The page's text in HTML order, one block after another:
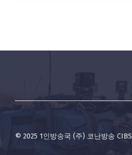
© 2025 1인방송국 (주) 코난방송 CIBS